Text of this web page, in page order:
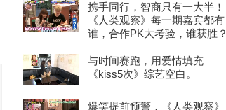
携手同行，智商只有一大半！
《人类观察》每一期嘉宾都有
谁，合作PK大考验，谁获胜？
与时间赛跑，用爱情填充
《kiss5次》综艺空白。
爆笑提前预警，《人类观察》